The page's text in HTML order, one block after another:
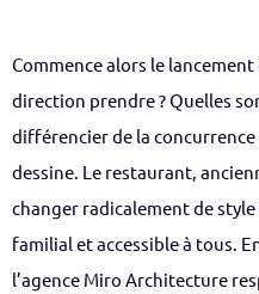
Commence alors le
direction prendre ? Quelles
différencier de la concurrence
dessine. Le restaurant,
changer radicalement de
familial et accessible à tous.
l’agence Miro Architecture